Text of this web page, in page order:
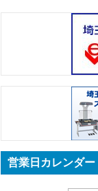
営業日カレンダー